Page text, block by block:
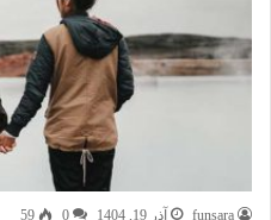
funsara آذر 19, 1404 0
59